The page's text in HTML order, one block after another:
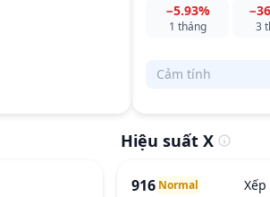
1 tháng
−5.93%
3
Cảm tính
Hiệu suất X
916 Normal